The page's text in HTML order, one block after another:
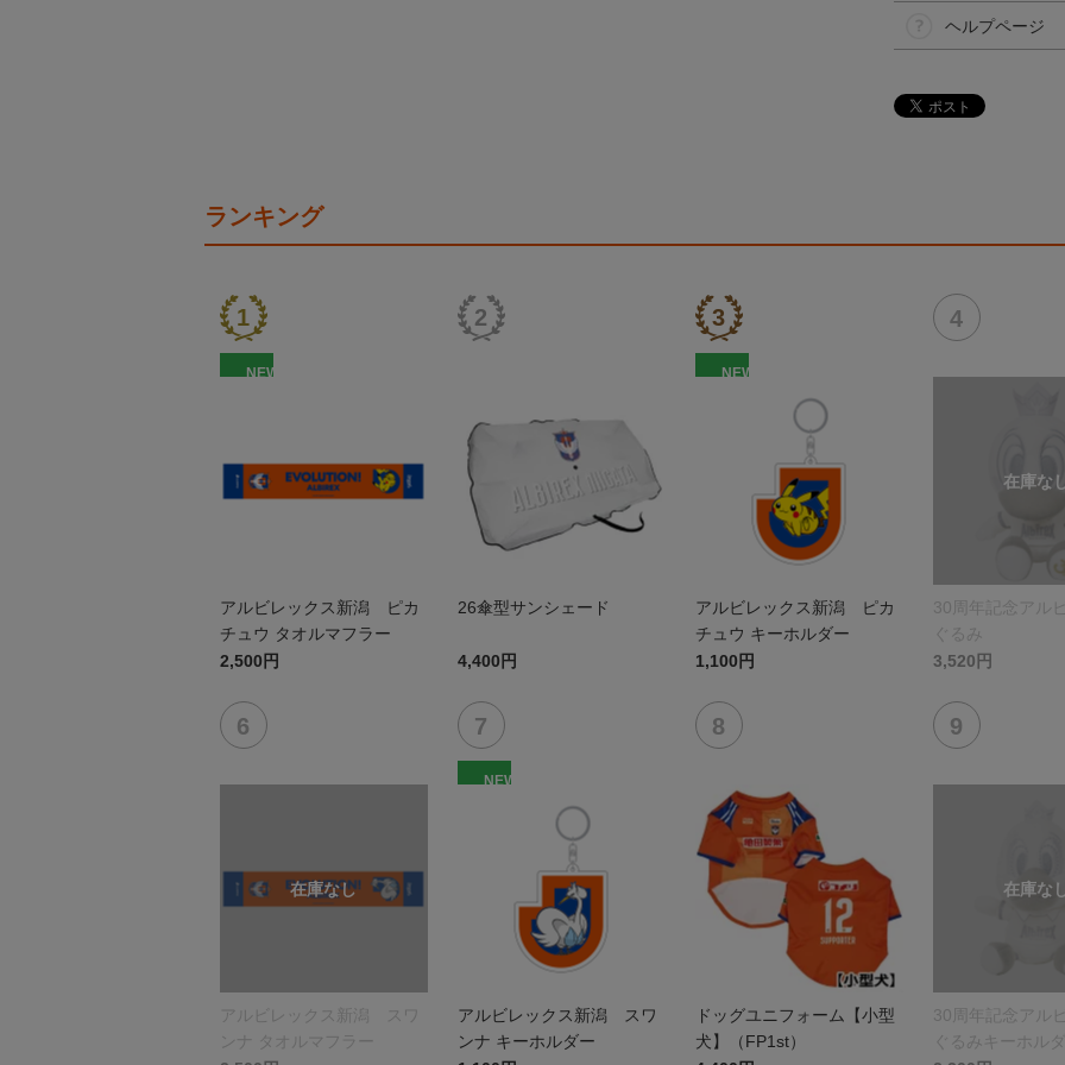
ヘルプページ
ランキング
NEW
アルビレックス新潟 ピカ
チュウ タオルマフラー
2,500円
26傘型サンシェード
4,400円
NEW
アルビレックス新潟 ピカ
チュウ キーホルダー
1,100円
30周年記念アル
ぐるみ
3,520円
アルビレックス新潟 スワ
ンナ タオルマフラー
NEW
アルビレックス新潟 スワ
ンナ キーホルダー
ドッグユニフォーム【小型
犬】（FP1st）
30周年記念アル
ぐるみキーホル